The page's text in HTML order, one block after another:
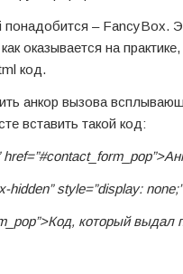
понадобится – FancyBox.
оказывается на
код.
анкор вызова
вставить такой код:
hidden” style=”display:
который